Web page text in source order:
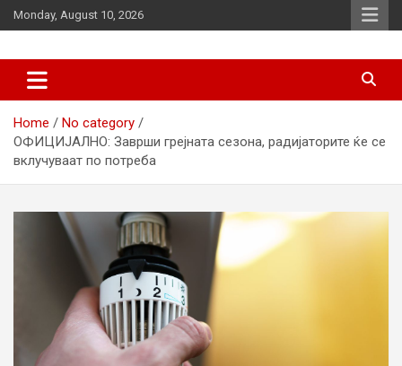
Skip
to
Monday, August 10, 2026
d7-news.com
Home
No category
ОФИЦИЈАЛНО: Заврши грејната сезона, радијаторите ќе се
вклучуваат по потреба